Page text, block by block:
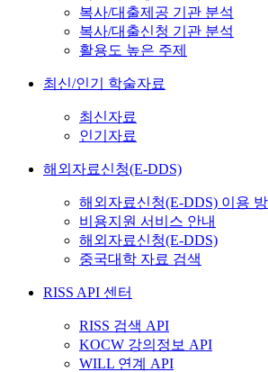
복사/대출제공 기관 분석
복사/대출신청 기관 분석
활용도 높은 주제
최신/인기 학술자료
최신자료
인기자료
해외자료신청(E-DDS)
해외자료신청(E-DDS) 이용
비용지원 서비스 안내
해외자료신청(E-DDS)
중국대학 자료 검색
RISS API 센터
RISS 검색 API
KOCW 강의정보 API
WILL 연계 API